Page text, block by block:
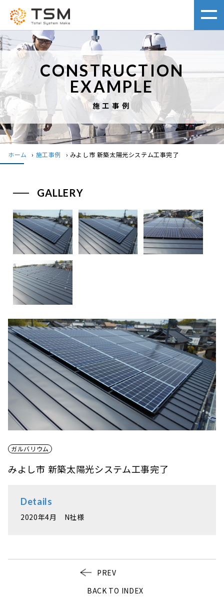
CONSTRUCTION
EXAMPLE
施工事例
ホーム › 施工事例 › みよし市 新築太陽光システム工事完了
ガルバリウム
みよし市 新築太陽光システム工事完了
Details
2020年4月 N社様
GALLERY
PREV
BACK TO INDEX